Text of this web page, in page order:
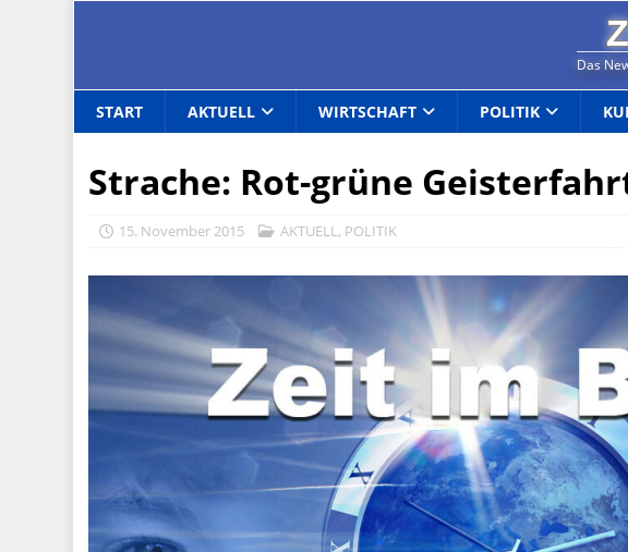
Das
START AKTUELL WIRTSCHAFT POLITIK
Strache: Rot-grüne
15. November 2015 AKTUELL, POLITIK